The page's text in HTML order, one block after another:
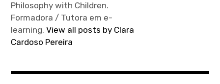
Philosophy with Children.
Formadora / Tutora em e-
learning.View all posts by Clara
Cardoso Pereira